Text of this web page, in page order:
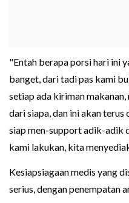
"Entah berapa porsi hari ini
banget, dari tadi pas kami
setiap ada kiriman
dari siapa, dan ini akan
siap men-support adik-adik
kami lakukan, kita
Kesiapsiagaan medis yang
serius, dengan penempatan